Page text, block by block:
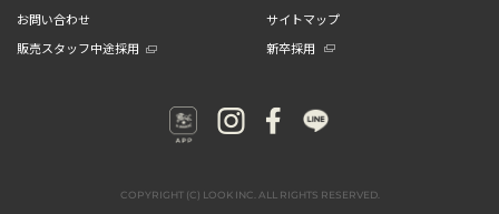
お問い合わせ
サイトマップ
販売スタッフ中途採用
新卒採用
COPYRIGHT (C) LOOK INC. ALL RIGHTS RESERVED.